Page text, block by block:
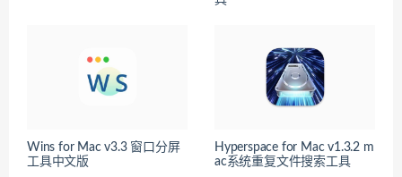
Wins for Mac v3.3 窗口分屏
工具中文版
Hyperspace for Mac v1.3.2 m
ac系统重复文件搜索工具